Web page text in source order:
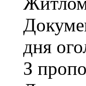
дня
З